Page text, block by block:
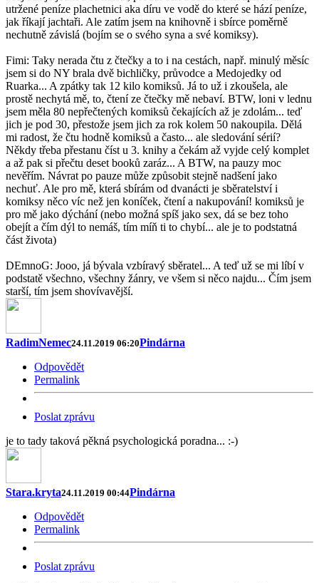
utržené peníze plachetnici aka díru ve vodě do které se hází peníze,
jak říkají jachtaři. Ale zatím jsem na knihovně i sbírce poměrně
nechutně závislá (bojím se o svého syna a své komiksy).
Fimi: Taky nerada čtu z čtečky a to i na cestách, např. minulý měsíc
jsem si do NY brala dvě bichličky, průvodce a Medojedky od
Ruarka... A zpátky tak 12 kilo komiksů. Já to už i zkoušela, ale
prostě nechytá mě, to, čtení ze čtečky mě nebaví. BTW, loni v lednu
jsem měla 80 nepřečtených komiksů čekajících až je zdolám... teď
jich je pod 30, přestože jsem jich za rok kolem 50 nakoupila. Dělá
mi radost, že čtu hodně komiksů a často... ale sledování sérií?
Někdy třeba přestanu číst u 3. knihy a čekám až vyjde celý komplet
a až pak si přečtu deset booků zaráz... A BTW, na pauzy moc
nevěřím. Návrat po pauze může způsobit stejně nadšení jako
nechuť. Ale pro mě, která sbírám od dvanácti je sběratelství i
komiksy něco víc než jen koníček, čtení a nakupování! komiksů je
pro mě jako dýchání (nebo možná spíš jako sex, dá se bez toho
obejít a čím dýl to nemáš, tím míň ti to chybí... ale je to podstatná
část života)
DEmnoG: Jooo, já bývala vzbíravý sběratel... A teď už se mi líbí v
podstatě všechno, všechny žánry, ve všem si něco najdu... Čím jsem
starší, tím jsem shovívavější.
RadimNemec24.11.2019 06:20Pindárna
Odpovědět
Permalink
Poslat zprávu
je to tady taková pěkná psychologická poradna... :-)
Stara.kryta24.11.2019 00:44Pindárna
Odpovědět
Permalink
Poslat zprávu